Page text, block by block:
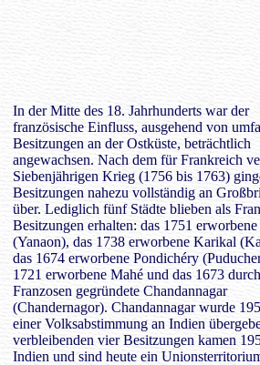
In der Mitte des 18. Jahrhunderts war der
französische Einfluss, ausgehend von
Besitzungen an der Ostküste, beträchtlich
angewachsen. Nach dem für Frankreich
Siebenjährigen Krieg (1756 bis 1763)
Besitzungen nahezu vollständig an
über. Lediglich fünf Städte blieben als
Besitzungen erhalten: das 1751 erworbene
(Yanaon), das 1738 erworbene Karikal
das 1674 erworbene Pondichéry
1721 erworbene Mahé und das 1673 durch
Franzosen gegründete Chandannagar
(Chandernagor). Chandannagar wurde
einer Volksabstimmung an Indien
verbleibenden vier Besitzungen kamen
Indien und sind heute ein